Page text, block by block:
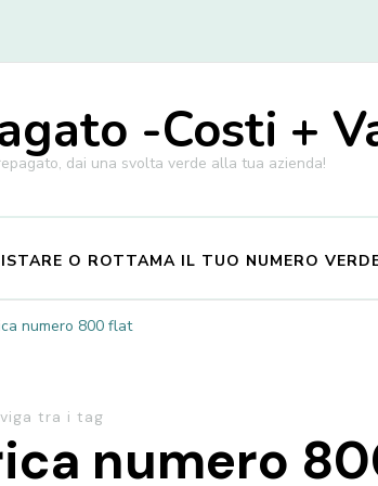
-Costi +
dai una svolta verde alla tua azienda!
O ROTTAMA IL TUO NUMERO
numero 800 flat
tra i tag
numero